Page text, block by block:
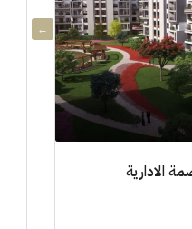
الادارية